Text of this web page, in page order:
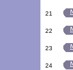
21
22
23
24